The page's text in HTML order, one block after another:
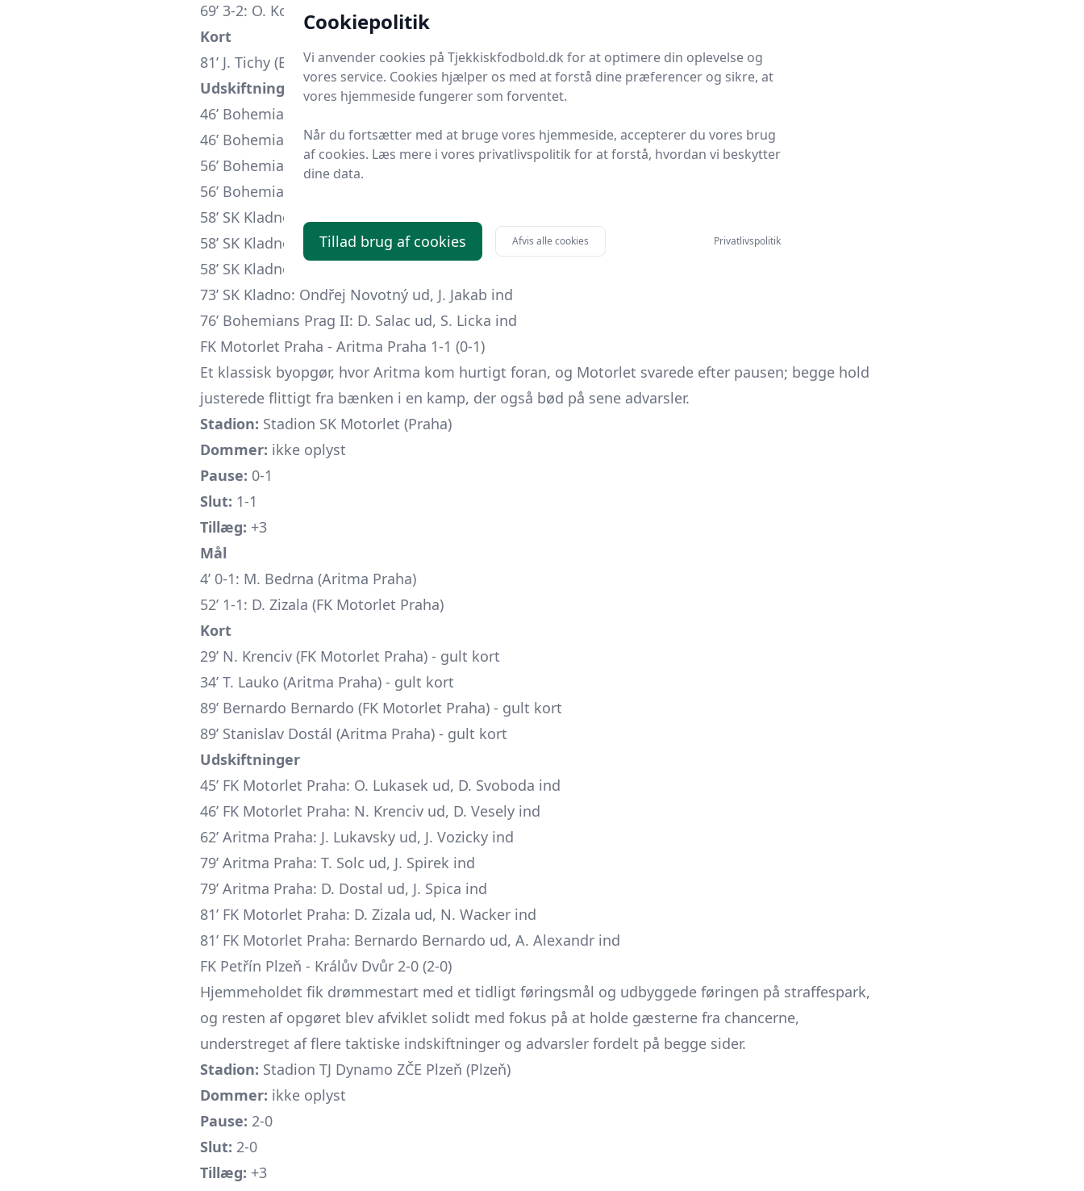
69’ 3-2: O. Koval (Bohemians Prag II)
Kort
81’ J. Tichy (Bohemians Prag II) - gult kort
Udskiftninger
46’ Bohemians Prag II: R. Janovsky ud, M. Redina ind
46’ Bohemians Prag II: Alexandr Bárta ud, K. Kachur ind
56’ Bohemians Prag II: A. Bui ud, D. Pomahac ind
56’ Bohemians Prag II: M. Dolezal ud, D. Stehlik ind
58’ SK Kladno: Filip Šimeček ud, M. Bunes ind
58’ SK Kladno: Jiří Tesař ud, JiÅ™Ã­ Hudec ind
58’ SK Kladno: Michael Novak ud, T. Gregor ind
73’ SK Kladno: Ondřej Novotný ud, J. Jakab ind
76’ Bohemians Prag II: D. Salac ud, S. Licka ind
FK Motorlet Praha - Aritma Praha 1-1 (0-1)
Et klassisk byopgør, hvor Aritma kom hurtigt foran, og Motorlet svarede efter pausen; begge hold
justerede flittigt fra bænken i en kamp, der også bød på sene advarsler.
Stadion: Stadion SK Motorlet (Praha)
Dommer: ikke oplyst
Pause: 0-1
Slut: 1-1
Tillæg: +3
Mål
4’ 0-1: M. Bedrna (Aritma Praha)
52’ 1-1: D. Zizala (FK Motorlet Praha)
Kort
29’ N. Krenciv (FK Motorlet Praha) - gult kort
34’ T. Lauko (Aritma Praha) - gult kort
89’ Bernardo Bernardo (FK Motorlet Praha) - gult kort
89’ Stanislav Dostál (Aritma Praha) - gult kort
Udskiftninger
45’ FK Motorlet Praha: O. Lukasek ud, D. Svoboda ind
46’ FK Motorlet Praha: N. Krenciv ud, D. Vesely ind
62’ Aritma Praha: J. Lukavsky ud, J. Vozicky ind
79’ Aritma Praha: T. Solc ud, J. Spirek ind
79’ Aritma Praha: D. Dostal ud, J. Spica ind
81’ FK Motorlet Praha: D. Zizala ud, N. Wacker ind
81’ FK Motorlet Praha: Bernardo Bernardo ud, A. Alexandr ind
FK Petřín Plzeň - Králův Dvůr 2-0 (2-0)
Hjemmeholdet fik drømmestart med et tidligt føringsmål og udbyggede føringen på straffespark,
og resten af opgøret blev afviklet solidt med fokus på at holde gæsterne fra chancerne,
understreget af flere taktiske indskiftninger og advarsler fordelt på begge sider.
Stadion: Stadion TJ Dynamo ZČE Plzeň (Plzeň)
Dommer: ikke oplyst
Pause: 2-0
Slut: 2-0
Tillæg: +3
Cookiepolitik
Vi anvender cookies på Tjekkiskfodbold.dk for at optimere din oplevelse og
vores service. Cookies hjælper os med at forstå dine præferencer og sikre, at
vores hjemmeside fungerer som forventet.
Når du fortsætter med at bruge vores hjemmeside, accepterer du vores brug
af cookies. Læs mere i vores privatlivspolitik for at forstå, hvordan vi beskytter
dine data.
Tillad brug af cookies Afvis alle cookies Privatlivspolitik